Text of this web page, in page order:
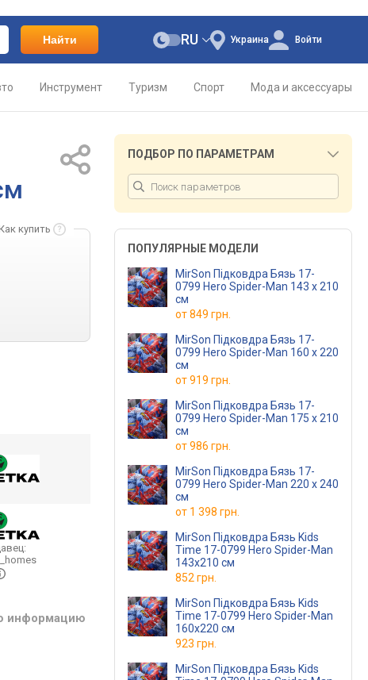
Найти Украина
RU Войти
Инструмент Туризм Спорт Мода и аксессуары
купить
информацию
ПОДБОР ПО ПАРАМЕТРАМ
ПОПУЛЯРНЫЕ МОДЕЛИ
MirSon Підковдра Бязь 17-
0799 Hero Spider-Man 143 x 210
см
от849 грн.
MirSon Підковдра Бязь 17-
0799 Hero Spider-Man 160 x 220
см
от919 грн.
MirSon Підковдра Бязь 17-
0799 Hero Spider-Man 175 x 210
см
от986 грн.
MirSon Підковдра Бязь 17-
0799 Hero Spider-Man 220 x 240
см
от 1 398 грн.
MirSon Підковдра Бязь Kids
Time 17-0799 Hero Spider-Man
143х210 см
852 грн.
MirSon Підковдра Бязь Kids
Time 17-0799 Hero Spider-Man
160х220 см
923 грн.
MirSon Підковдра Бязь Kids